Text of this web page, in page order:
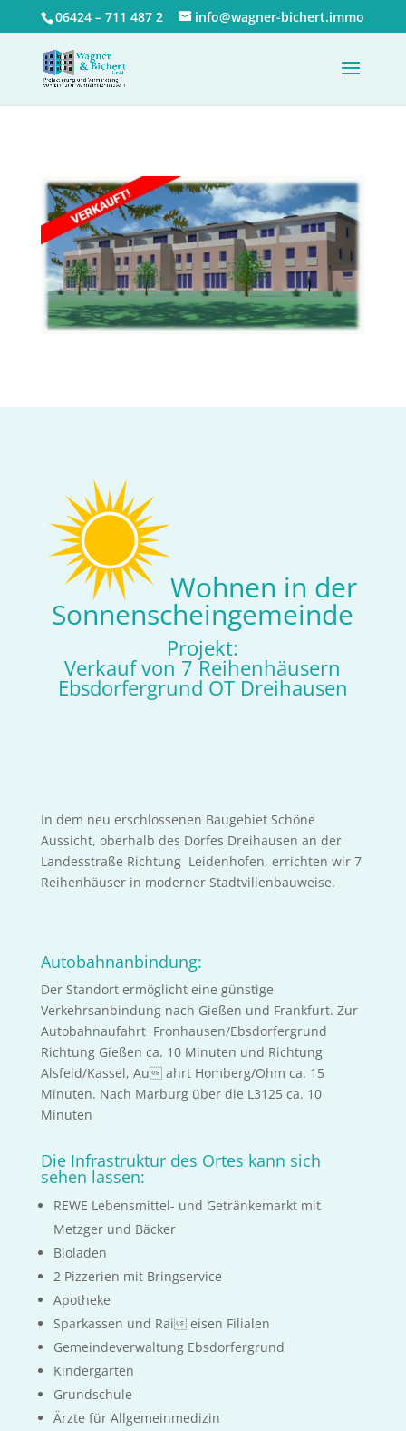
06424 – 711 487 2 info@wagner-bichert.immo
Wohnen in der
Sonnenscheingemeinde
Projekt:
Verkauf von 7 Reihenhäusern
Ebsdorfergrund OT Dreihausen
In dem neu erschlossenen Baugebiet Schöne
Aussicht, oberhalb des Dorfes Dreihausen an der
Landesstraße Richtung Leidenhofen, errichten wir 7
Reihenhäuser in moderner Stadtvillenbauweise.
Autobahnanbindung:
Der Standort ermöglicht eine günstige
Verkehrsanbindung nach Gießen und Frankfurt. Zur
Autobahnaufahrt Fronhausen/Ebsdorfergrund
Richtung Gießen ca. 10 Minuten und Richtung
Alsfeld/Kassel, Au ahrt Homberg/Ohm ca. 15
Minuten. Nach Marburg über die L3125 ca. 10
Minuten
Die Infrastruktur des Ortes kann sich
sehen lassen:
REWE Lebensmittel- und Getränkemarkt mit
Metzger und Bäcker
Bioladen
2 Pizzerien mit Bringservice
Apotheke
Sparkassen und Rai eisen Filialen
Gemeindeverwaltung Ebsdorfergrund
Kindergarten
Grundschule
Ärzte für Allgemeinmedizin